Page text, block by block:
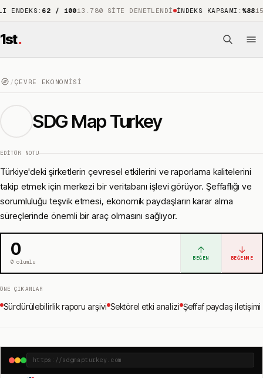
:62 / 10013.780 SITE DENETLENDI İNDEKS KAPSAMI:%8815.741
1st.
/ ÇEVRE EKONOMISI
SDG Map Turkey
EDITÖR NOTU
Türkiye'deki şirketlerin çevresel etkilerini ve raporlama kalitelerini
takip etmek için merkezi bir veritabanı işlevi görüyor. Şeffaflığı ve
sorumluluğu teşvik etmesi, ekonomik paydaşların karar alma
süreçlerinde önemli bir araç olmasını sağlıyor.
0
0olumlu
↑
BEĞEN
↓
BEĞENME
ÖNE ÇIKANLAR
Sürdürülebilirlik raporu arşivi Sektörel etki analizi Şeffaf paydaş iletişimi
https://sdgmapturkey.com